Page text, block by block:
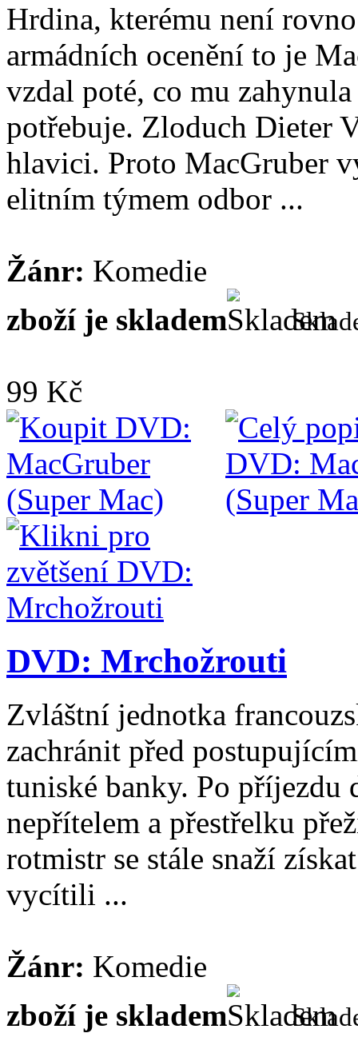
Hrdina, kterému není
armádních ocenění to je
vzdal poté, co mu
potřebuje. Zloduch Dieter
hlavici. Proto MacGruber
elitním týmem odbor ...
Žánr: Komedie
zboží je skladem
99 Kč
DVD: Mrchožrouti
Zvláštní jednotka
zachránit před
tuniské banky. Po příjezdu
nepřítelem a přestřelku
rotmistr se stále snaží
vycítili ...
Žánr: Komedie
zboží je skladem